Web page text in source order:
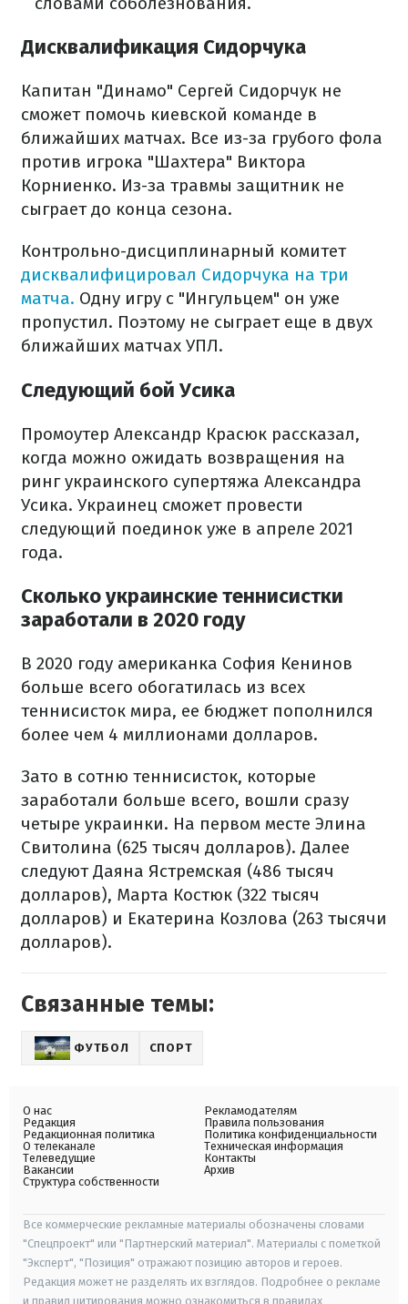
Дисквалификация Сидорчука
Капитан "Динамо" Сергей Сидорчук не
сможет помочь киевской команде в
ближайших матчах. Все из-за грубого фола
против игрока "Шахтера" Виктора
Корниенко. Из-за травмы защитник не
сыграет до конца сезона.
Контрольно-дисциплинарный комитет
дисквалифицировал Сидорчука на три
матча. Одну игру с "Ингульцем" он уже
пропустил. Поэтому не сыграет еще в двух
ближайших матчах УПЛ.
Следующий бой Усика
Промоутер Александр Красюк рассказал,
когда можно ожидать возвращения на
ринг украинского супертяжа Александра
Усика. Украинец сможет провести
следующий поединок уже в апреле 2021
года.
Сколько украинские теннисистки
заработали в 2020 году
В 2020 году американка София Кенинов
больше всего обогатилась из всех
теннисисток мира, ее бюджет пополнился
более чем 4 миллионами долларов.
Зато в сотню теннисисток, которые
заработали больше всего, вошли сразу
четыре украинки. На первом месте Элина
Свитолина (625 тысяч долларов). Далее
следуют Даяна Ястремская (486 тысяч
долларов), Марта Костюк (322 тысяч
долларов) и Екатерина Козлова (263 тысячи
долларов).
Связанные темы:
ФУТБОЛ СПОРТ
О нас
Редакция
Редакционная политика
О телеканале
Телеведущие
Вакансии
Структура собственности
Рекламодателям
Правила пользования
Политика конфиденциальности
Техническая информация
Контакты
Архив
Все коммерческие рекламные материалы обозначены словами
"Спецпроект" или "Партнерский материал". Материалы с пометкой
"Эксперт", "Позиция" отражают позицию авторов и героев.
Редакция может не разделять их взглядов. Подробнее о рекламе
и правил цитирования можно ознакомиться в правилах